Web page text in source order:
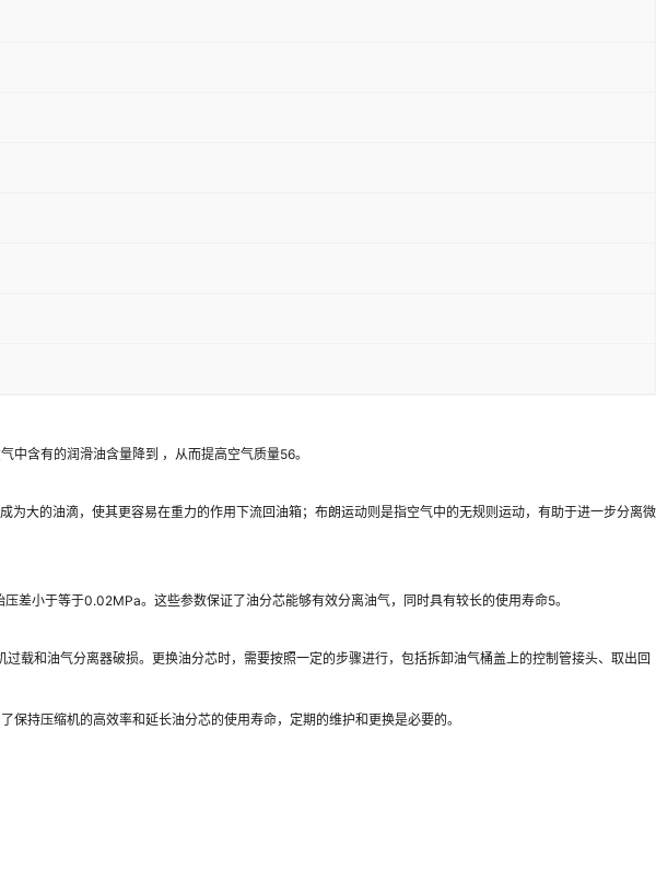
含有的润滑油含量降到 ，从而提高空气质量56。
大的油滴，使其更容易在重力的作用下流回油箱；布朗运动则是指空气中的无规则运动，有助于进一步分离微
小于等于0.02MPa。这些参数保证了油分芯能够有效分离油气，同时具有较长的使用寿命5。
和油气分离器破损。更换油分芯时，需要按照一定的步骤进行，包括拆卸油气桶盖上的控制管接头、取出回
持压缩机的高效率和延长油分芯的使用寿命，定期的维护和更换是必要的。